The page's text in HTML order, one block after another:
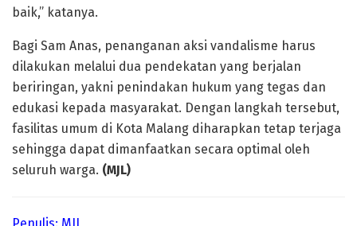
baik,” katanya.
Bagi Sam Anas, penanganan aksi vandalisme harus
dilakukan melalui dua pendekatan yang berjalan
beriringan, yakni penindakan hukum yang tegas dan
edukasi kepada masyarakat. Dengan langkah tersebut,
fasilitas umum di Kota Malang diharapkan tetap terjaga
sehingga dapat dimanfaatkan secara optimal oleh
seluruh warga. (MJL)